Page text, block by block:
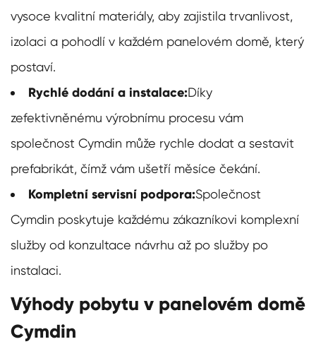
vysoce kvalitní materiály, aby zajistila trvanlivost,
izolaci a pohodlí v každém panelovém domě, který
postaví.
Rychlé dodání a instalace:Díky
zefektivněnému výrobnímu procesu vám
společnost Cymdin může rychle dodat a sestavit
prefabrikát, čímž vám ušetří měsíce čekání.
Kompletní servisní podpora:Společnost
Cymdin poskytuje každému zákazníkovi komplexní
služby od konzultace návrhu až po služby po
instalaci.
Výhody pobytu v panelovém domě
Cymdin